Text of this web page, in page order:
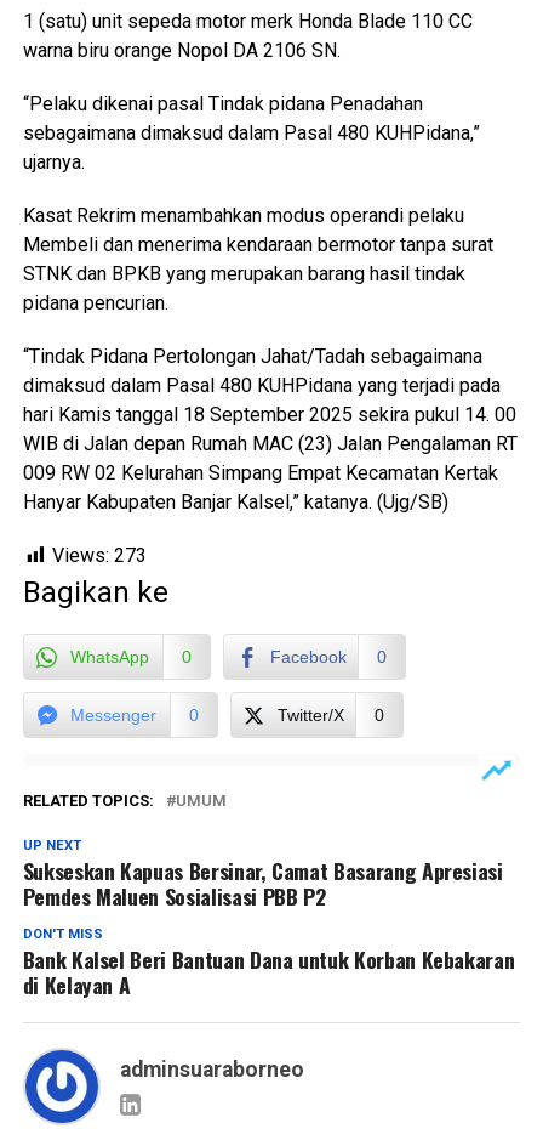
1 (satu) unit sepeda motor merk Honda Blade 110 CC
warna biru orange Nopol DA 2106 SN.
“Pelaku dikenai pasal Tindak pidana Penadahan
sebagaimana dimaksud dalam Pasal 480 KUHPidana,”
ujarnya.
Kasat Rekrim menambahkan modus operandi pelaku
Membeli dan menerima kendaraan bermotor tanpa surat
STNK dan BPKB yang merupakan barang hasil tindak
pidana pencurian.
“Tindak Pidana Pertolongan Jahat/Tadah sebagaimana
dimaksud dalam Pasal 480 KUHPidana yang terjadi pada
hari Kamis tanggal 18 September 2025 sekira pukul 14. 00
WIB di Jalan depan Rumah MAC (23) Jalan Pengalaman RT
009 RW 02 Kelurahan Simpang Empat Kecamatan Kertak
Hanyar Kabupaten Banjar Kalsel,” katanya. (Ujg/SB)
Views: 273
Bagikan ke
WhatsApp 0 Facebook 0
Messenger 0 Twitter/X 0
RELATED TOPICS: UMUM
UP NEXT
Sukseskan Kapuas Bersinar, Camat Basarang Apresiasi
Pemdes Maluen Sosialisasi PBB P2
DON'T MISS
Bank Kalsel Beri Bantuan Dana untuk Korban Kebakaran
di Kelayan A
adminsuaraborneo